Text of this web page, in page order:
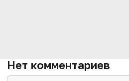
Нет комментариев